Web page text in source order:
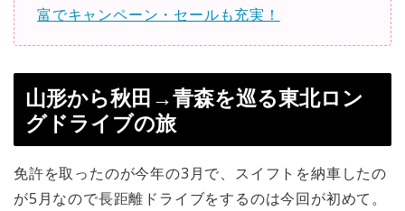
富でキャンペーン・セールも充実！
山形から秋田→青森を巡る東北ロン
グドライブの旅
免許を取ったのが今年の3月で、スイフトを納車したの
が5月なので長距離ドライブをするのは今回が初めて。